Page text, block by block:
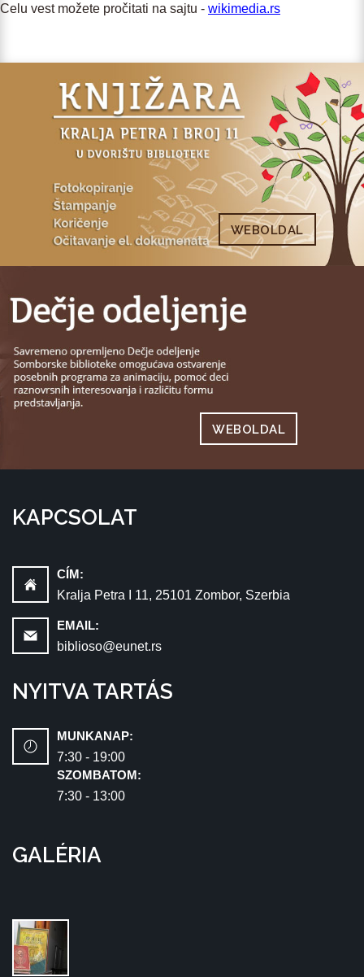
Celu vest možete pročitati na sajtu - wikimedia.rs
WEBOLDAL
WEBOLDAL
KAPCSOLAT
CÍM:
Kralja Petra I 11, 25101 Zombor, Szerbia
EMAIL:
biblioso@eunet.rs
NYITVA TARTÁS
MUNKANAP:
7:30 - 19:00
SZOMBATOM:
7:30 - 13:00
GALÉRIA